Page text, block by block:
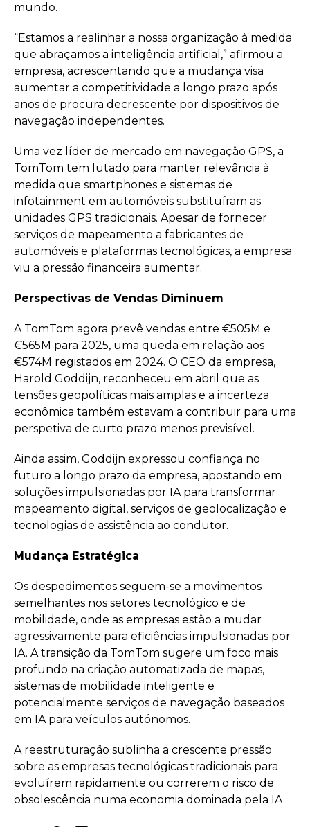
mundo.
“Estamos a realinhar a nossa organização à medida
que abraçamos a inteligência artificial,” afirmou a
empresa, acrescentando que a mudança visa
aumentar a competitividade a longo prazo após
anos de procura decrescente por dispositivos de
navegação independentes.
Uma vez líder de mercado em navegação GPS, a
TomTom tem lutado para manter relevância à
medida que smartphones e sistemas de
infotainment em automóveis substituíram as
unidades GPS tradicionais. Apesar de fornecer
serviços de mapeamento a fabricantes de
automóveis e plataformas tecnológicas, a empresa
viu a pressão financeira aumentar.
Perspectivas de Vendas Diminuem
A TomTom agora prevê vendas entre €505M e
€565M para 2025, uma queda em relação aos
€574M registados em 2024. O CEO da empresa,
Harold Goddijn, reconheceu em abril que as
tensões geopolíticas mais amplas e a incerteza
econômica também estavam a contribuir para uma
perspetiva de curto prazo menos previsível.
Ainda assim, Goddijn expressou confiança no
futuro a longo prazo da empresa, apostando em
soluções impulsionadas por IA para transformar
mapeamento digital, serviços de geolocalização e
tecnologias de assistência ao condutor.
Mudança Estratégica
Os despedimentos seguem-se a movimentos
semelhantes nos setores tecnológico e de
mobilidade, onde as empresas estão a mudar
agressivamente para eficiências impulsionadas por
IA. A transição da TomTom sugere um foco mais
profundo na criação automatizada de mapas,
sistemas de mobilidade inteligente e
potencialmente serviços de navegação baseados
em IA para veículos autónomos.
A reestruturação sublinha a crescente pressão
sobre as empresas tecnológicas tradicionais para
evoluírem rapidamente ou correrem o risco de
obsolescência numa economia dominada pela IA.